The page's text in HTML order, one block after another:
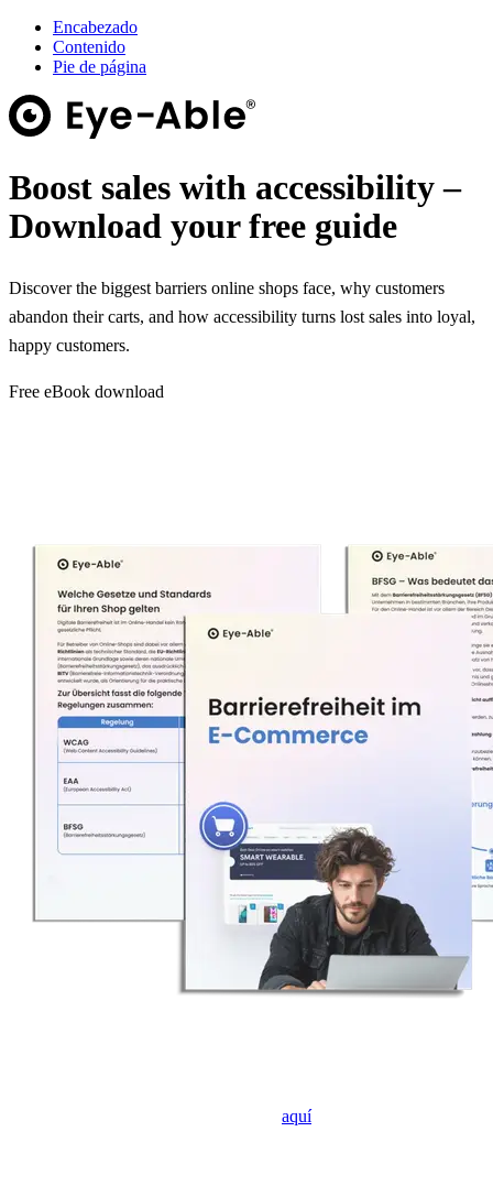
Encabezado
Contenido
Pie de página
Boost sales with accessibility –
Download your free guide
Discover the biggest barriers online shops face, why customers
abandon their carts, and how accessibility turns lost sales into loyal,
happy customers.
Free eBook download
aquípara abrirlo en una